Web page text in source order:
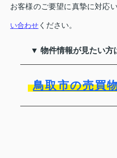
お客様のご要望に真摯に対応
い合わせ ください。
▼ 物件情報が見たい方
鳥取市の売買